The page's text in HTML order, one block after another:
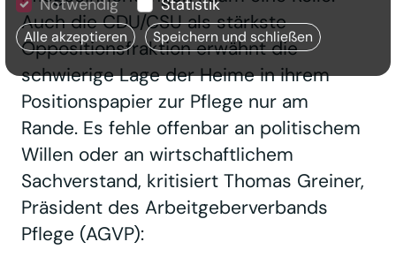
Auch die CDU/CSU als stärkste
Oppositionsfraktion erwähnt die
schwierige Lage der Heime in ihrem
Positionspapier zur Pflege nur am
Rande. Es fehle offenbar an politischem
Willen oder an wirtschaftlichem
Sachverstand, kritisiert Thomas Greiner,
Präsident des Arbeitgeberverbands
Pflege (AGVP):
Alle akzeptieren Speichern und schließen